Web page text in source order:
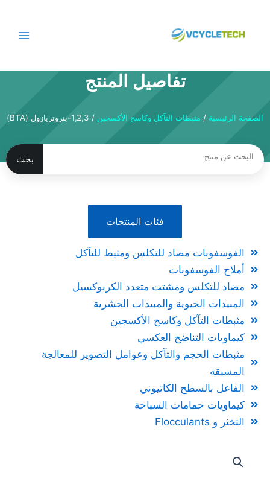
المحتوى
تفاصيل المنتج
الصفحة الرئيسية / مثبطات التآكل وكاسح الأكسجين / 1,2,3-بنزوتريازول (BTA)
بحث
فئات المنتجات
الفوسفونات مضاد للتكلس ومثبط للتآكل
أملاح الفوسفونات
مضاد للتكلس ومشتت متعدد الكربوكسيل
المبيدات الحيوية والمبيدات الحشرية
مثبطات التآكل وكاسح الأكسجين
كيماويات التناضح العكسي
مثبطات الحجم والتآكل وعوامل التصوير للمعالجة
المسبقة
الفاعل بالسطح الكاتيوني
كيماويات حمامات السباحة
التخثر و Flocculants